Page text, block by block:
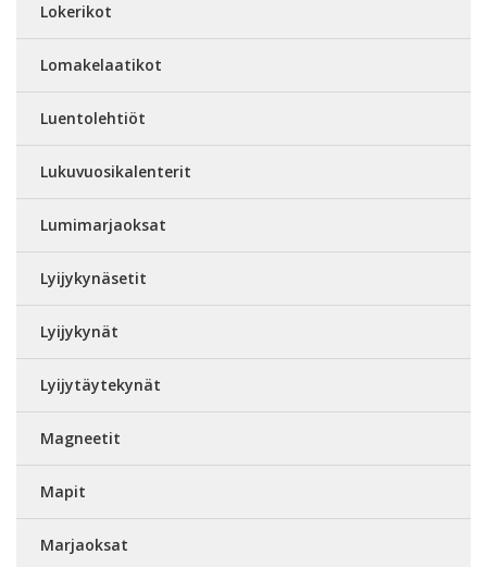
Lokerikot
Lomakelaatikot
Luentolehtiöt
Lukuvuosikalenterit
Lumimarjaoksat
Lyijykynäsetit
Lyijykynät
Lyijytäytekynät
Magneetit
Mapit
Marjaoksat